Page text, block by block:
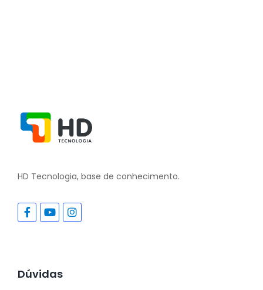
HD Tecnologia, base de conhecimento.
Dúvidas